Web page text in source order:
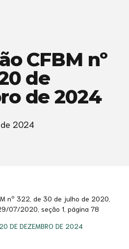
CFBM nº
de
de 2024
2024
nº 322, de 30 de julho de 2020,
07/2020, seção 1, página 78
DE DEZEMBRO DE 2024